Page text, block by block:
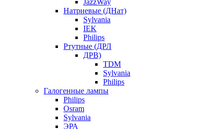
Натриевые (ДНат)
Sylvania
IEK
Philips
Ртутные (ДРЛ
ДРВ)
TDM
Sylvania
Philips
Галогенные лампы
Philips
Osram
Sylvania
ЭРА